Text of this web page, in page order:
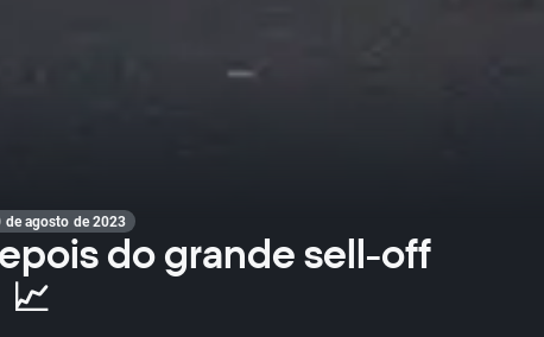
de agosto de 2023
do grande sell-off
📈